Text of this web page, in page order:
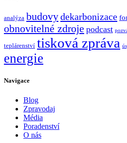
analýza budovydekarbonizace
obnovitelné zdroje podcast
teplárenství tisková zpráva
energie
Navigace
Blog
Zpravodaj
Média
Poradenství
O nás